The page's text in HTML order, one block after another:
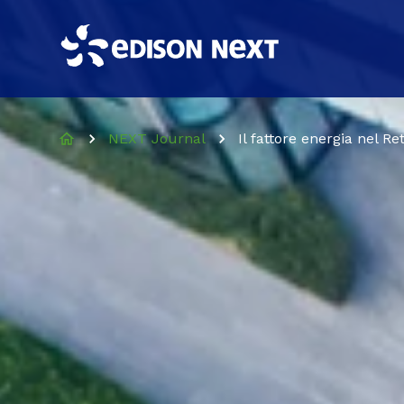
NEXT Journal Il fattore energia nel